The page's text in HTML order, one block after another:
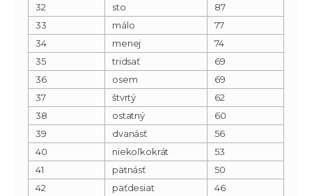
32
sto
87
33
málo
77
34
menej
74
35
tridsať
69
36
osem
69
37
štvrtý
62
38
ostatný
60
39
dvanásť
56
40
niekoľkokrát
53
41
pätnásť
50
42
päťdesiat
46